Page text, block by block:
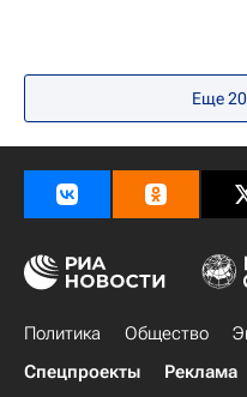
Еще
Политика Общество
Спецпроекты
Реклама